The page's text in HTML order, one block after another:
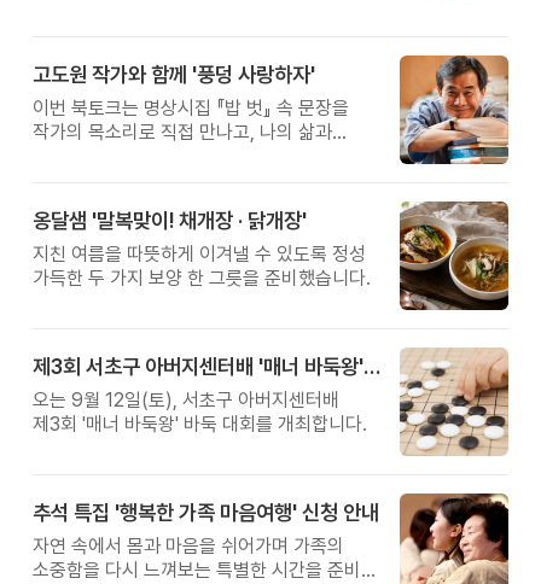
고도원 작가와 함께 '풍덩 사랑하자'
이번 북토크는 명상시집 『밥 벗』 속 문장을
작가의 목소리로 직접 만나고, 나의 삶과
옹달샘 '말복맞이! 채개장 · 닭개장'
지친 여름을 따뜻하게 이겨낼 수 있도록 정성
가득한 두 가지 보양 한 그릇을 준비했습니다.
제3회 서초구 아버지센터배 '매너 바둑왕' 대회
오는 9월 12일(토), 서초구 아버지센터배
제3회 '매너 바둑왕' 바둑 대회를 개최합니다.
추석 특집 '행복한 가족 마음여행' 신청 안내
자연 속에서 몸과 마음을 쉬어가며 가족의
소중함을 다시 느껴보는 특별한 시간을 준비해